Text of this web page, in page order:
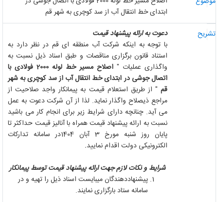
ابتدای خط انتقال آب از سد کوچری به شهر قم
دعوت به ارائه پیشنهاد قیمت
با توجه به اینکه شرکت آب منطقه ای قم در نظر دارد به
استناد قانون برگزاری مناقصات و طبق اسناد ذیل نسبت به
واگذاری عملیات "اصلاح مسیر
خط لوله 2000 فولادی با
اتصال جوشی در ابتدای خط انتقال آب از سد کوچری به شهر
قم" از طریق استعلام قیمت به پیمانکار واجد صلاحیت از
مراجع ذیصلاح واگذار نماید. لذا از آن شرکت دعوت به عمل
می آید. چنانچه دارای شرایط زیر برای انجام کار می باشید
نسبت به ارائه پیشنهاد قیمت همراه با آنالیز قیمت حداکثر تا
پایان روز شنبه مورخ 3 آبان 1404در سامانه تدارکات
الکترونیکی دولت اقدام نمایید.
شرایط و نکات لازم جهت ارائه پیشنهاد قیمت توسط پیمانکار
پیشنهاددهندگان می‏بایست اسناد ذیل را تهیه و در
سامانه ستاد بارگزاری نمایند.